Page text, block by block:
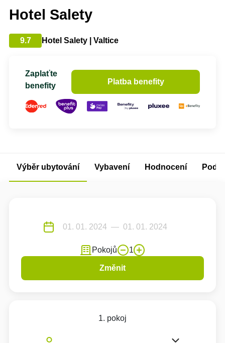
Hotel Salety
9.7 Hotel Salety | Valtice
Zaplaťte
benefity
Platba benefity
Výběr ubytování Vybavení Hodnocení
Pokojů 1
Změnit
1. pokoj